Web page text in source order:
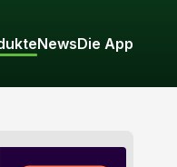
NewsDie App